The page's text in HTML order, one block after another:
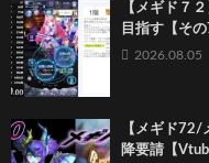
【メギド７
目指す【その
2026.08.05
【メギド
降要請【